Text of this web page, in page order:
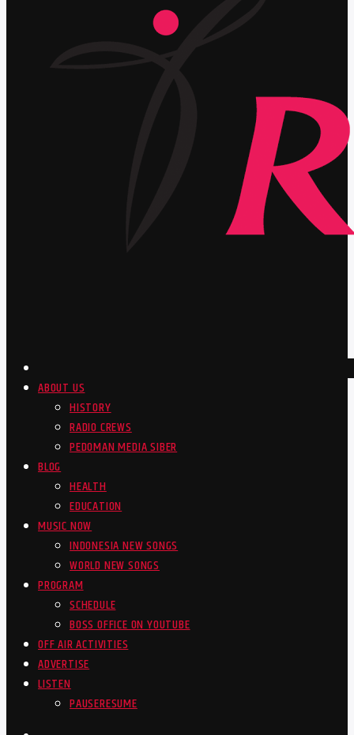
ABOUT US
HISTORY
RADIO CREWS
PEDOMAN MEDIA SIBER
BLOG
HEALTH
EDUCATION
MUSIC NOW
INDONESIA NEW SONGS
WORLD NEW SONGS
PROGRAM
SCHEDULE
BOSS OFFICE ON YOUTUBE
OFF AIR ACTIVITIES
ADVERTISE
LISTEN
PAUSERESUME